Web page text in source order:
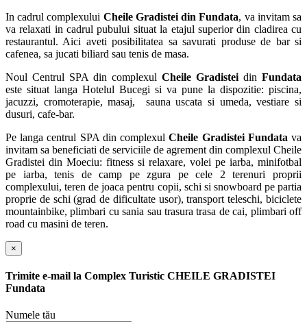
In cadrul complexului Cheile Gradistei din Fundata, va invitam sa
va relaxati in cadrul pubului situat la etajul superior din cladirea cu
restaurantul. Aici aveti posibilitatea sa savurati produse de bar si
cafenea, sa jucati biliard sau tenis de masa.
Noul Centrul SPA din complexul Cheile Gradistei din Fundata
este situat langa Hotelul Bucegi si va pune la dispozitie: piscina,
jacuzzi, cromoterapie, masaj, sauna uscata si umeda, vestiare si
dusuri, cafe-bar.
Pe langa centrul SPA din complexulCheile Gradistei Fundata va
invitam sa beneficiati de serviciile de agrement din complexul Cheile
Gradistei din Moeciu: fitness si relaxare, volei pe iarba, minifotbal
pe iarba, tenis de camp pe zgura pe cele 2 terenuri proprii
complexului, teren de joaca pentru copii, schi si snowboard pe partia
proprie de schi (grad de dificultate usor), transport teleschi, biciclete
mountainbike, plimbari cu sania sau trasura trasa de cai, plimbari off
road cu masini de teren.
×
Trimite e-mail la Complex Turistic CHEILE GRADISTEI
Fundata
Numele tău